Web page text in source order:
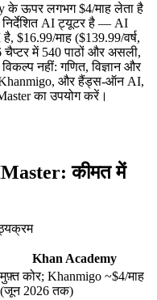
के ऊपर लगभग $4/माह लेता है
AI ट्यूटर है — AI
$16.99/माह ($139.99/वर्ष,
में 540 पाठों और असली,
नहीं: गणित, विज्ञान और
Khanmigo, और हैंड्स-ऑन AI,
का उपयोग करें।
कीमत में
Khan Academy
मुफ़्त कोर; Khanmigo ~$4/माह
(जून 2026 तक)